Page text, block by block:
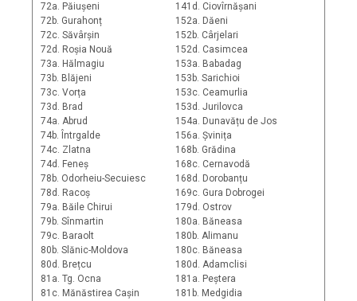
72a. Păiușeni
72b. Gurahonț
72c. Săvârșin
72d. Roșia Nouă
73a. Hălmagiu
73b. Blăjeni
73c. Vorța
73d. Brad
74a. Abrud
74b. Întrgalde
74c. Zlatna
74d. Feneș
78b. Odorheiu-Secuiesc
78d. Racoș
79a. Băile Chirui
79b. Sînmartin
79c. Baraolt
80b. Slănic-Moldova
80d. Brețcu
81a. Tg. Ocna
81c. Mănăstirea Cașin
141d. Ciovîrnășani
152a. Dăeni
152b. Cârjelari
152d. Casimcea
153a. Babadag
153b. Sarichioi
153c. Ceamurlia
153d. Jurilovca
154a. Dunavățu de Jos
156a. Șvinița
168b. Grădina
168c. Cernavodă
168d. Dorobanțu
169c. Gura Dobrogei
179d. Ostrov
180a. Băneasa
180b. Alimanu
180c. Băneasa
180d. Adamclisi
181a. Peștera
181b. Medgidia